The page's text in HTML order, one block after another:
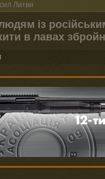
Литви
із
в лавах